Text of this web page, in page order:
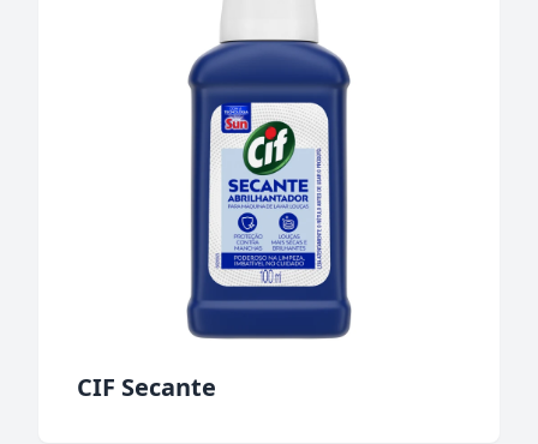
CIF Secante